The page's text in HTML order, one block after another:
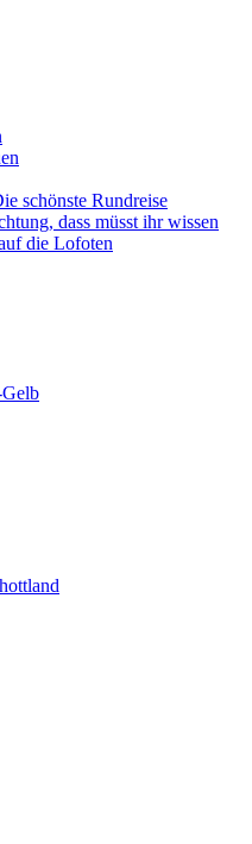
schönste Rundreise
dass müsst ihr wissen
die Lofoten